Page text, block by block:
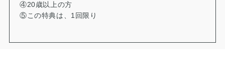
④20歳以上の方
⑤この特典は、1回限り